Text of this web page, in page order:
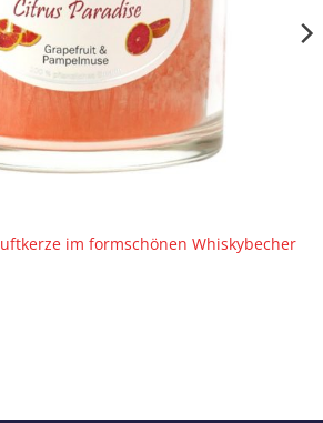
im formschönen Whiskybecher